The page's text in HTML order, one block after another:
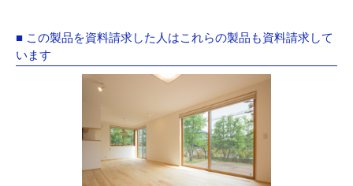
■ この製品を資料請求した人はこれらの製品も資料請求して
います